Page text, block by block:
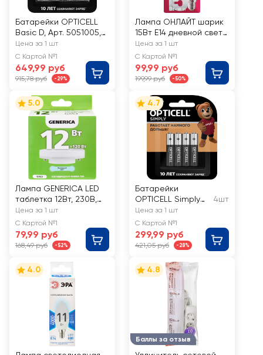
Батарейки OPTICELL
Basic D, Арт. 5051005,
2шт
Цена за 1 шт
С Картой №1
649,99 руб
915,78 руб -29%
Лампа ОНЛАЙТ шарик
15Вт Е14 дневной свет,
Арт. 90459
Цена за 1 шт
С Картой №1
99,99 руб
199,99 руб -50%
5.0
Лампа GENERICA LED
таблетка 12Вт, 230В,
6500К, цоколь GX53,
Арт. LL-T80-12-230-
65-GX53-G
Цена за 1 шт
С Картой №1
79,99 руб
168,49 руб -52%
4.7
Батарейки
OPTICELL Simply
AAA, Арт. 5051013
4шт
Цена за 1 шт
С Картой №1
299,99 руб
421,05 руб -28%
4.0
Баллы за отзыв
4.8